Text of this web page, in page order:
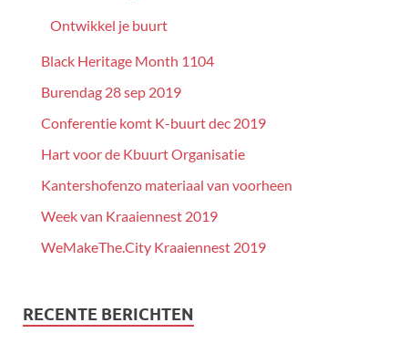
Ontwikkel je buurt
Black Heritage Month 1104
Burendag 28 sep 2019
Conferentie komt K-buurt dec 2019
Hart voor de Kbuurt Organisatie
Kantershofenzo materiaal van voorheen
Week van Kraaiennest 2019
WeMakeThe.City Kraaiennest 2019
RECENTE BERICHTEN